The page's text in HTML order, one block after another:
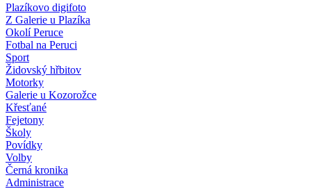
Plazíkovo digifoto
Z Galerie u Plazíka
Okolí Peruce
Fotbal na Peruci
Sport
Židovský hřbitov
Motorky
Galerie u Kozorožce
Křesťané
Fejetony
Školy
Povídky
Volby
Černá kronika
Administrace